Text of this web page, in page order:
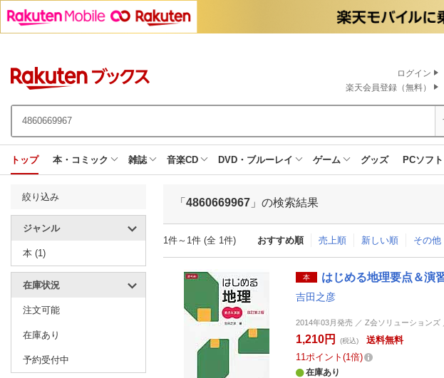
ログイン
楽天会員登録（無料）
トップ 本・コミック 雑誌 音楽CD DVD・ブルーレイ ゲーム グッズ PCソフ
絞り込み
ジャンル
本 (1)
在庫状況
注文可能
在庫あり
予約受付中
「 4860669967 」の検索結果
1件～1件 (全 1件) おすすめ順 売上順 新しい順 その他
本 はじめる地理要点＆演
吉田之彦
2014年03月発売 ／ Z会ソリューションズ
1,210円 (税込)
送料無料
11 ポイント 1倍
在庫あり